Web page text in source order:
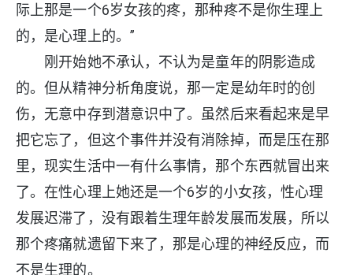
际上那是一个6岁女孩的疼，那种疼不是你生理上
的，是心理上的。”
刚开始她不承认，不认为是童年的阴影造成
的。但从精神分析角度说，那一定是幼年时的创
伤，无意中存到潜意识中了。虽然后来看起来是早
把它忘了，但这个事件并没有消除掉，而是压在那
里，现实生活中一有什么事情，那个东西就冒出来
了。在性心理上她还是一个6岁的小女孩，性心理
发展迟滞了，没有跟着生理年龄发展而发展，所以
那个疼痛就遗留下来了，那是心理的神经反应，而
不是生理的。